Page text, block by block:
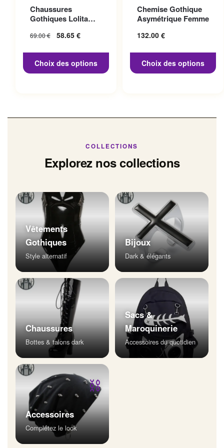
Chaussures
Gothiques Lolita
69.00€
Le prix initial
58.65 €
58.65 €.
Choix des options
variations. Les options
peuvent être choisies sur la
page du produit
Chemise Gothique
Asymétrique Femme
132.00 €
Choix des options
variations. Les options
peuvent être choisies sur la
page du produit
COLLECTIONS
Explorez nos collections
Vêtements
Gothiques
Style alternatif
Bijoux
Dark & élégants
Chaussures
Bottes & talons dark
Sacs &
Maroquinerie
Accessoires du quotidien
⛓
Accessoires
Complétez le look